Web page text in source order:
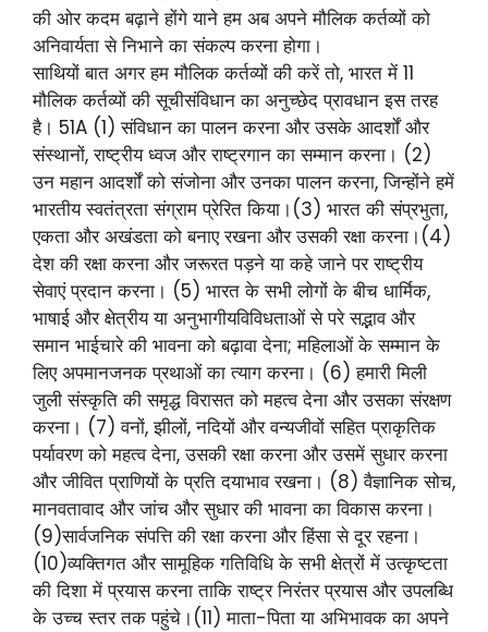
की ओर कदम बढ़ाने होंगे याने हम अब अपने मौलिक कर्तव्यों को
अनिवार्यता से निभाने का संकल्प करना होगा।
साथियों बात अगर हम मौलिक कर्तव्यों की करें तो, भारत में 11
मौलिक कर्तव्यों की सूचीसंविधान का अनुच्छेद प्रावधान इस तरह
है। 51A (1) संविधान का पालन करना और उसके आदर्शों और
संस्थानों, राष्ट्रीय ध्वज और राष्ट्रगान का सम्मान करना। (2)
उन महान आदर्शों को संजोना और उनका पालन करना, जिन्होंने हमें
भारतीय स्वतंत्रता संग्राम प्रेरित किया।(3) भारत की संप्रभुता,
एकता और अखंडता को बनाए रखना और उसकी रक्षा करना।(4)
देश की रक्षा करना और जरूरत पड़ने या कहे जाने पर राष्ट्रीय
सेवाएं प्रदान करना। (5) भारत के सभी लोगों के बीच धार्मिक,
भाषाई और क्षेत्रीय या अनुभागीयविविधताओं से परे सद्भाव और
समान भाईचारे की भावना को बढ़ावा देना; महिलाओं के सम्मान के
लिए अपमानजनक प्रथाओं का त्याग करना। (6) हमारी मिली
जुली संस्कृति की समृद्ध विरासत को महत्व देना और उसका संरक्षण
करना। (7) वनों, झीलों, नदियों और वन्यजीवों सहित प्राकृतिक
पर्यावरण को महत्व देना, उसकी रक्षा करना और उसमें सुधार करना
और जीवित प्राणियों के प्रति दयाभाव रखना। (8) वैज्ञानिक सोच,
मानवतावाद और जांच और सुधार की भावना का विकास करना।
(9)सार्वजनिक संपत्ति की रक्षा करना और हिंसा से दूर रहना।
(10)व्यक्तिगत और सामूहिक गतिविधि के सभी क्षेत्रों में उत्कृष्टता
की दिशा में प्रयास करना ताकि राष्ट्र निरंतर प्रयास और उपलब्धि
के उच्च स्तर तक पहुंचे।(11) माता-पिता या अभिभावक का अपने